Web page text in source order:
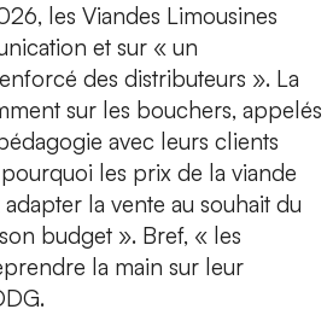
les Viandes Limousines
et sur « un
des distributeurs ». La
sur les bouchers, appelés
avec leurs clients
les prix de la viande
la vente au souhait du
budget ». Bref, « les
la main sur leur